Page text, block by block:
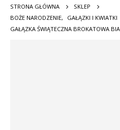
STRONA GŁÓWNA
SKLEP
BOŻE NARODZENIE,
GAŁĄZKI I KWIATKI
GAŁĄZKA ŚWIĄTECZNA BROKATOWA